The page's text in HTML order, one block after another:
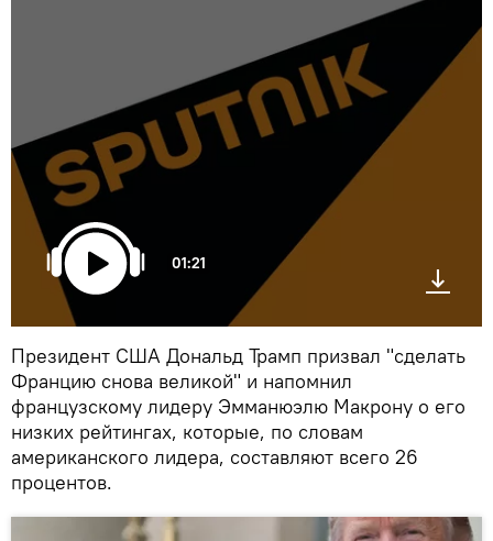
01:21
Президент США Дональд Трамп призвал "сделать
Францию снова великой" и напомнил
французскому лидеру Эмманюэлю Макрону о его
низких рейтингах, которые, по словам
американского лидера, составляют всего 26
процентов.